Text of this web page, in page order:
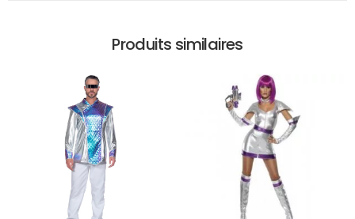
Produits similaires